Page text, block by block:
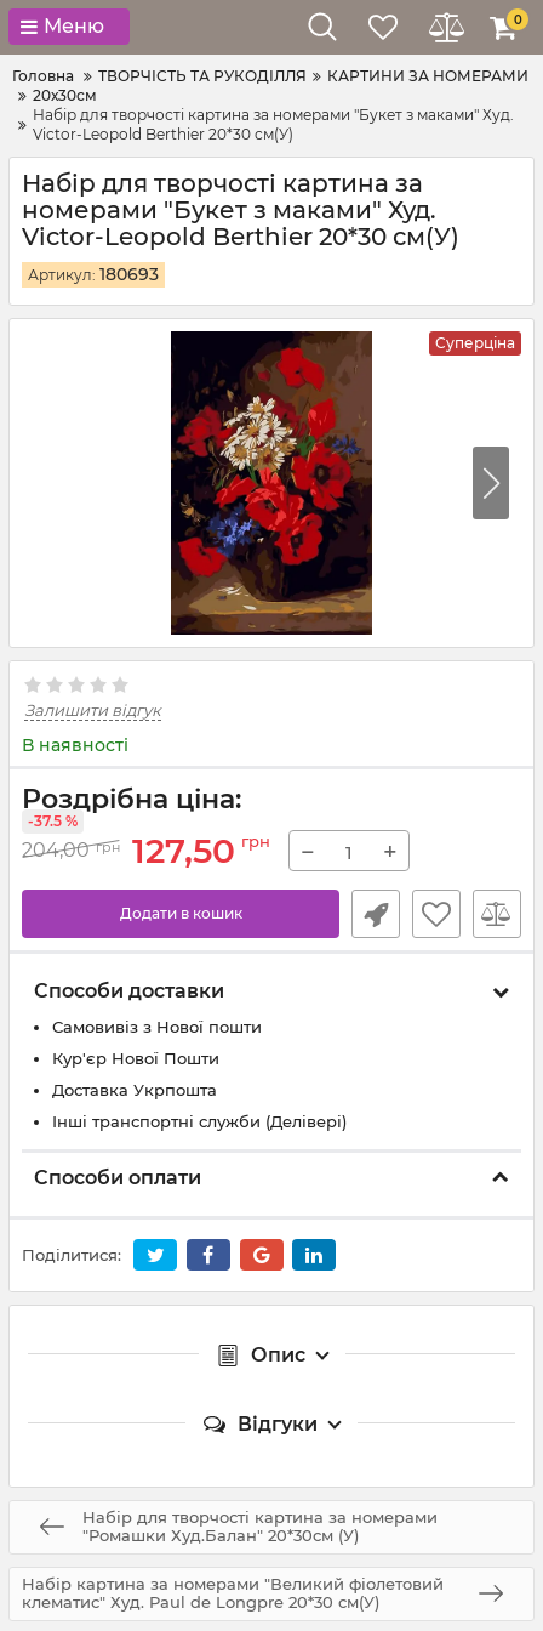
Меню 0
Головна ТВОРЧІСТЬ ТА РУКОДІЛЛЯ
КАРТИНИ ЗА НОМЕРАМИ
20х30см
Набір для творчості картина за номерами "Букет з маками" Худ.
Victor-Leopold Berthier 20*30 см(У)
Набір для творчості картина за
номерами "Букет з маками" Худ.
Victor-Leopold Berthier 20*30 см(У)
Артикул: 180693
Суперціна
Залишити відгук
В наявності
Роздрібна ціна:
204,00 грн 127,50 грн
-37.5 %
− +
Додати в кошик
Способи доставки
Самовивіз з Нової пошти
Кур'єр Нової Пошти
Доставка Укрпошта
Інші транспортні служби (Делівері)
Способи оплати
Поділитися:
Опис
Відгуки
Набір для творчості картина за номерами
"Ромашки Худ.Балан" 20*30см (У)
Набір картина за номерами "Великий фіолетовий
клематис" Худ. Paul de Longpre 20*30 см(У)